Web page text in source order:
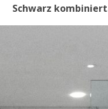
Schwarz